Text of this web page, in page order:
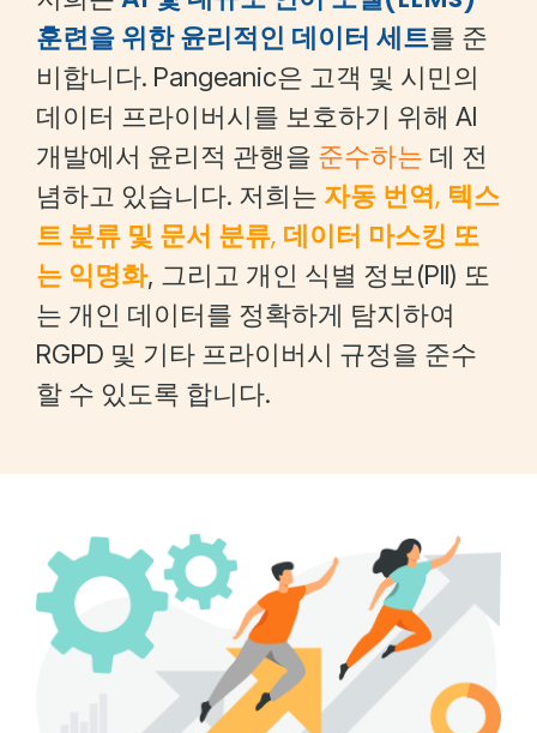
훈련을 위한 윤리적인 데이터 세트를 준
비합니다. Pangeanic은 고객 및 시민의
데이터 프라이버시를 보호하기 위해 AI
개발에서 윤리적 관행을 준수하는 데 전
념하고 있습니다. 저희는 자동 번역, 텍스
트 분류 및 문서 분류, 데이터 마스킹 또
는 익명화, 그리고 개인 식별 정보(PII) 또
는 개인 데이터를 정확하게 탐지하여
RGPD 및 기타 프라이버시 규정을 준수
할 수 있도록 합니다.